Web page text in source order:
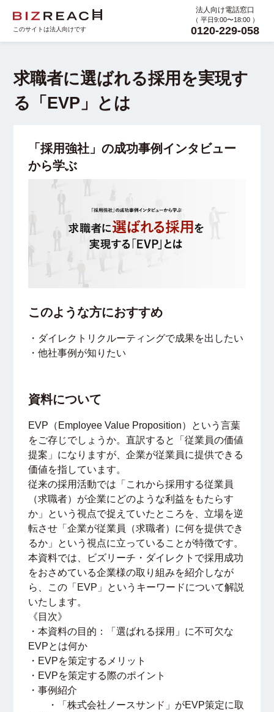
このサイトは法人向けです
法人向け電話窓口
（ 平日9:00〜18:00 ）
0120-229-058
求職者に選ばれる採用を実現す
る「EVP」とは
「採用強社」の成功事例インタビュー
から学ぶ
このような方におすすめ
・ダイレクトリクルーティングで成果を出したい
・他社事例が知りたい
資料について
EVP（Employee Value Proposition）という言葉
をご存じでしょうか。直訳すると「従業員の価値
提案」になりますが、企業が従業員に提供できる
価値を指しています。
従来の採用活動では「これから採用する従業員
（求職者）が企業にどのような利益をもたらす
か」という視点で捉えていたところを、立場を逆
転させ「企業が従業員（求職者）に何を提供でき
るか」という視点に立っていることが特徴です。
本資料では、ビズリーチ・ダイレクトで採用成功
をおさめている企業様の取り組みを紹介しなが
ら、この「EVP」というキーワードについて解説
いたします。
《目次》
・本資料の目的：「選ばれる採用」に不可欠な
EVPとは何か
・EVPを策定するメリット
・EVPを策定する際のポイント
・事例紹介
・「株式会社ノースサンド」がEVP策定に取